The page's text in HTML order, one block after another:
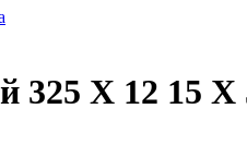
325 Х 12 15